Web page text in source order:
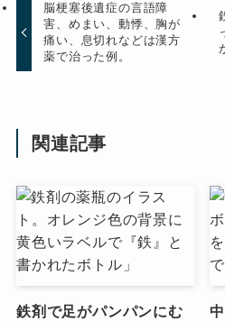
脳梗塞後遺症の言語障
害、めまい、動悸、胸が
痛い、息切れなどは漢方
薬で治った例。
関連記事
鉄剤で足がパンパンにむ